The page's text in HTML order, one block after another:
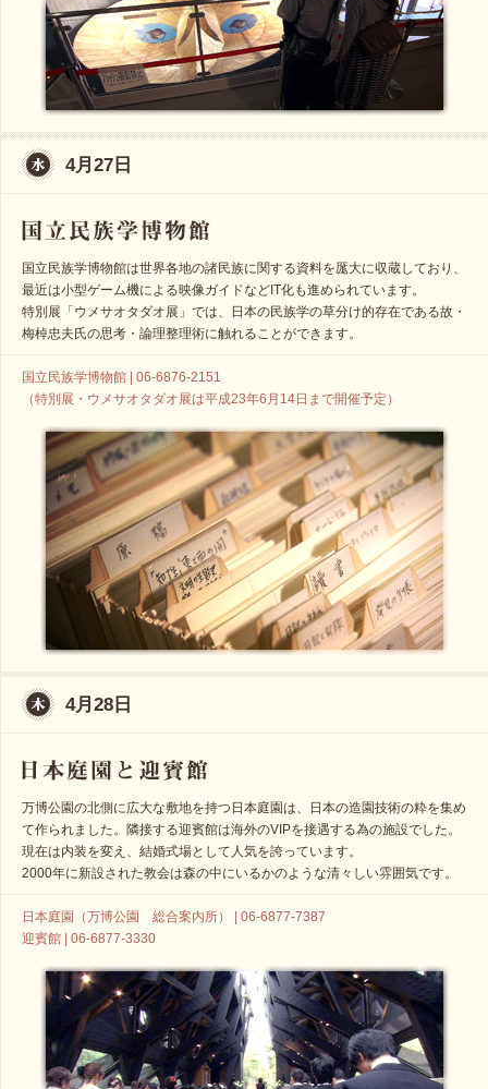
4月27日
国立民族学博物館は世界各地の諸民族に関する資料を厖大に収蔵しており、
最近は小型ゲーム機による映像ガイドなどIT化も進められています。
特別展「ウメサオタダオ展」では、日本の民族学の草分け的存在である故・
梅棹忠夫氏の思考・論理整理術に触れることができます。
国立民族学博物館 | 06-6876-2151
（特別展・ウメサオタダオ展は平成23年6月14日まで開催予定）
4月28日
万博公園の北側に広大な敷地を持つ日本庭園は、日本の造園技術の粋を集め
て作られました。隣接する迎賓館は海外のVIPを接遇する為の施設でした。
現在は内装を変え、結婚式場として人気を誇っています。
2000年に新設された教会は森の中にいるかのような清々しい雰囲気です。
日本庭園（万博公園 総合案内所） | 06-6877-7387
迎賓館 | 06-6877-3330